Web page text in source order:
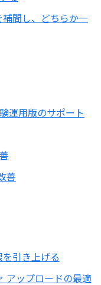
間し、どちらか一
運用版のサポート
善
引き上げる
アップロードの最適